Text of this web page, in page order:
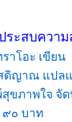
ระสบความ
าโอะ เขียน
ดิญาณ แปลแ
ขภาพใจ จั
๐ บาท